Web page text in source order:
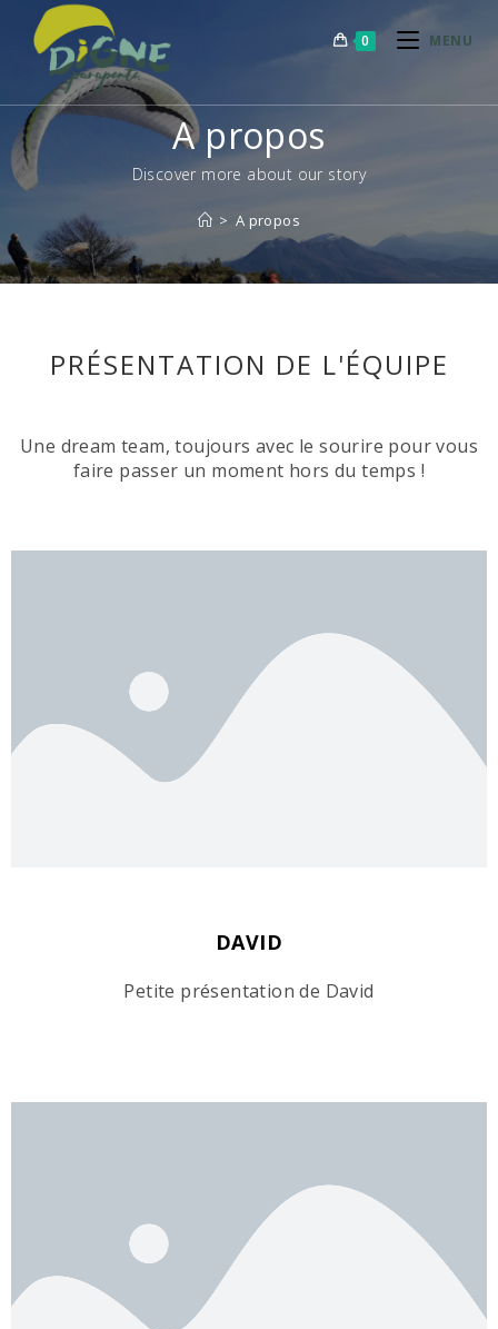
0 MENU
A propos
Discover more about our story
> A propos
PRÉSENTATION DE L'ÉQUIPE
Une dream team, toujours avec le sourire pour vous
faire passer un moment hors du temps !
DAVID
Petite présentation de David